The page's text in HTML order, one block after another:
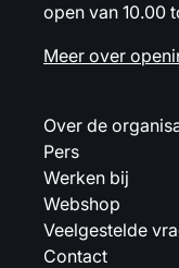
open van 10.00
Meer over
Over de
Pers
Werken bij
Webshop
Veelgestelde
Contact